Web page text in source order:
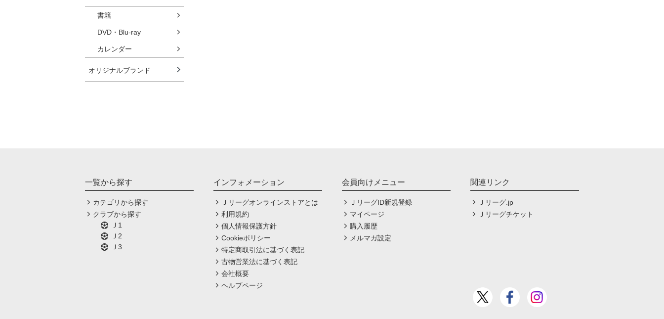
書籍
DVD・Blu-ray
カレンダー
オリジナルブランド
一覧から探す
カテゴリから探す
クラブから探す
Ｊ1
Ｊ2
Ｊ3
インフォメーション
Ｊリーグオンラインストアとは
利用規約
個人情報保護方針
Cookieポリシー
特定商取引法に基づく表記
古物営業法に基づく表記
会社概要
ヘルプページ
会員向けメニュー
ＪリーグID新規登録
マイページ
購入履歴
メルマガ設定
関連リンク
Ｊリーグ.jp
Ｊリーグチケット